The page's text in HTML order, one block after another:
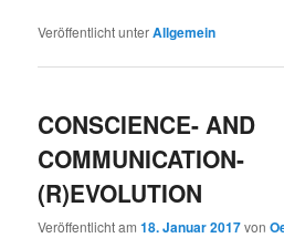
Veröffentlicht unterAllgemein
CONSCIENCE- AND
COMMUNICATION-
(R)EVOLUTION
Veröffentlicht am18. Januar 2017von